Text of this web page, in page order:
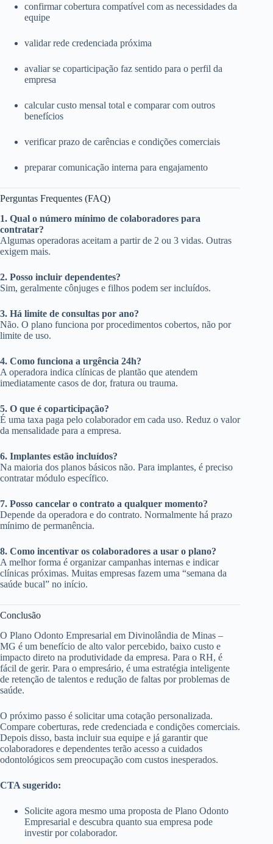
confirmar cobertura compatível com as necessidades da
equipe
validar rede credenciada próxima
avaliar se coparticipação faz sentido para o perfil da
empresa
calcular custo mensal total e comparar com outros
benefícios
verificar prazo de carências e condições comerciais
preparar comunicação interna para engajamento
Perguntas Frequentes (FAQ)
1. Qual o número mínimo de colaboradores para
contratar?
Algumas operadoras aceitam a partir de 2 ou 3 vidas. Outras
exigem mais.
2. Posso incluir dependentes?
Sim, geralmente cônjuges e filhos podem ser incluídos.
3. Há limite de consultas por ano?
Não. O plano funciona por procedimentos cobertos, não por
limite de uso.
4. Como funciona a urgência 24h?
A operadora indica clínicas de plantão que atendem
imediatamente casos de dor, fratura ou trauma.
5. O que é coparticipação?
É uma taxa paga pelo colaborador em cada uso. Reduz o valor
da mensalidade para a empresa.
6. Implantes estão incluídos?
Na maioria dos planos básicos não. Para implantes, é preciso
contratar módulo específico.
7. Posso cancelar o contrato a qualquer momento?
Depende da operadora e do contrato. Normalmente há prazo
mínimo de permanência.
8. Como incentivar os colaboradores a usar o plano?
A melhor forma é organizar campanhas internas e indicar
clínicas próximas. Muitas empresas fazem uma “semana da
saúde bucal” no início.
Conclusão
O Plano Odonto Empresarial em Divinolândia de Minas –
MG é um benefício de alto valor percebido, baixo custo e
impacto direto na produtividade da empresa. Para o RH, é
fácil de gerir. Para o empresário, é uma estratégia inteligente
de retenção de talentos e redução de faltas por problemas de
saúde.
O próximo passo é solicitar uma cotação personalizada.
Compare coberturas, rede credenciada e condições comerciais.
Depois disso, basta incluir sua equipe e já garantir que
colaboradores e dependentes terão acesso a cuidados
odontológicos sem preocupação com custos inesperados.
CTA sugerido:
Solicite agora mesmo uma proposta de Plano Odonto
Empresarial e descubra quanto sua empresa pode
investir por colaborador.